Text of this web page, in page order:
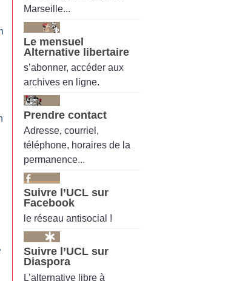
Marseille...
Le mensuel
Alternative libertaire
s’abonner, accéder aux
archives en ligne.
Prendre contact
Adresse, courriel,
téléphone, horaires de la
permanence...
Suivre l’UCL sur
Facebook
le réseau antisocial !
Suivre l’UCL sur
Diaspora
L’alternative libre à